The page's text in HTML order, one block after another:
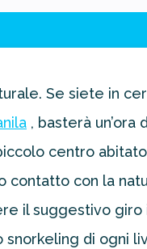
Se siete in
, basterà un’ora
centro
contatto con la
il suggestivo giro
snorkeling di ogni